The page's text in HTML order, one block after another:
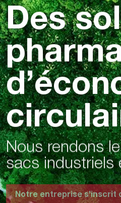
Des
Nous rendons
sacs industriels
Notre entreprise s’inscrit